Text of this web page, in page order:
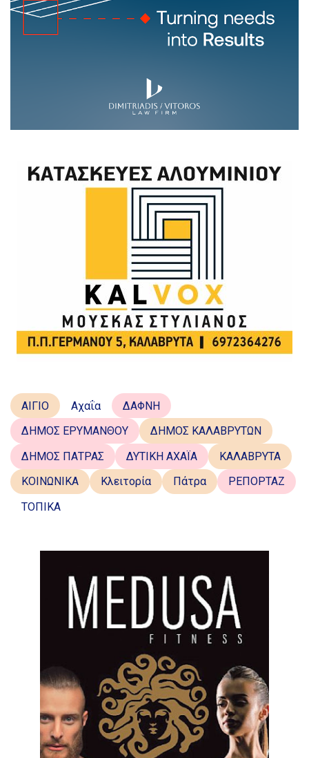
ΑΙΓΙΟ Αχαΐα
ΔΑΦΝΗ
ΔΗΜΟΣ ΕΡΥΜΑΝΘΟΥ
ΔΗΜΟΣ ΚΑΛΑΒΡΥΤΩΝ
ΔΗΜΟΣ ΠΑΤΡΑΣ
ΔΥΤΙΚΗ ΑΧΑΪΑ
ΚΑΛΑΒΡΥΤΑ
ΚΟΙΝΩΝΙΚΑ
Κλειτορία Πάτρα
ΡΕΠΟΡΤΑΖ
ΤΟΠΙΚΑ